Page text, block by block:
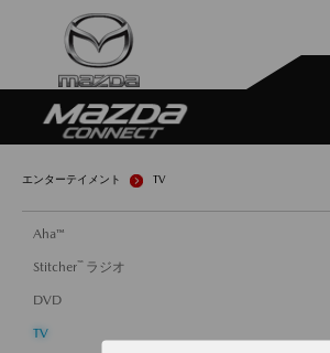
エンターテイメント TV
Aha™
Stitcher™ ラジオ
DVD
TV